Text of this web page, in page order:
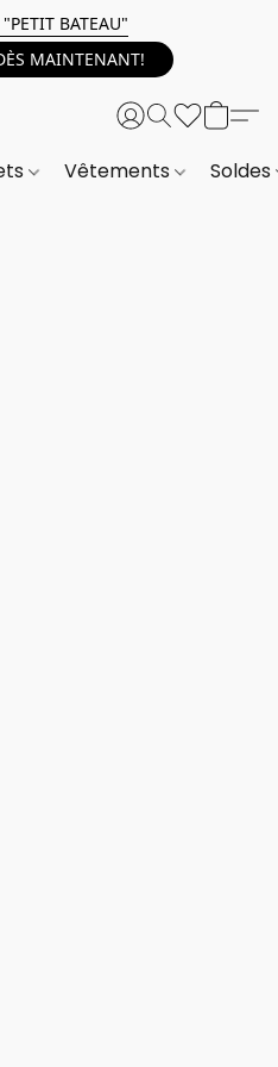
BATEAU"
MAINTENANT!
Vêtements Soldes